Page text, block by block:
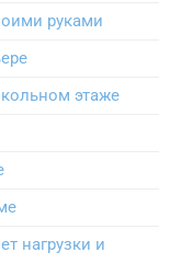
руками
этаже
нагрузки и